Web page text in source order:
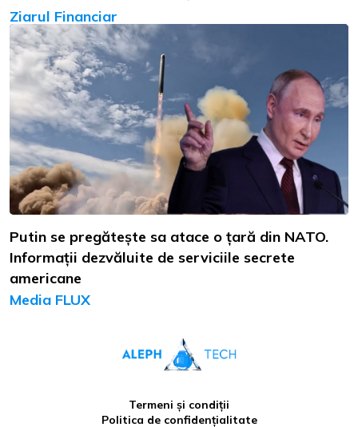
Ziarul Financiar
Putin se pregătește sa atace o țară din NATO.
Informații dezvăluite de serviciile secrete
americane
Media FLUX
Termeni și condiții
Politica de confidențialitate